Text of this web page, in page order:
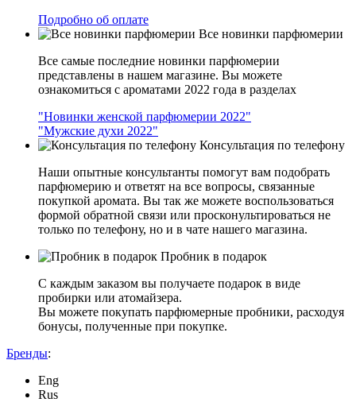
Подробно об оплате
Все новинки парфюмерии
Все самые последние новинки парфюмерии
представлены в нашем магазине. Вы можете
ознакомиться с ароматами 2022 года в разделах
"Новинки женской парфюмерии 2022"
"Мужские духи 2022"
Консультация по телефону
Наши опытные консультанты помогут вам подобрать
парфюмерию и ответят на все вопросы, связанные
покупкой аромата. Вы так же можете воспользоваться
формой обратной связи или просконультироваться не
только по телефону, но и в чате нашего магазина.
Пробник в подарок
С каждым заказом вы получаете подарок в виде
пробирки или атомайзера.
Вы можете покупать парфюмерные пробники, расходуя
бонусы, полученные при покупке.
Бренды:
Eng
Rus